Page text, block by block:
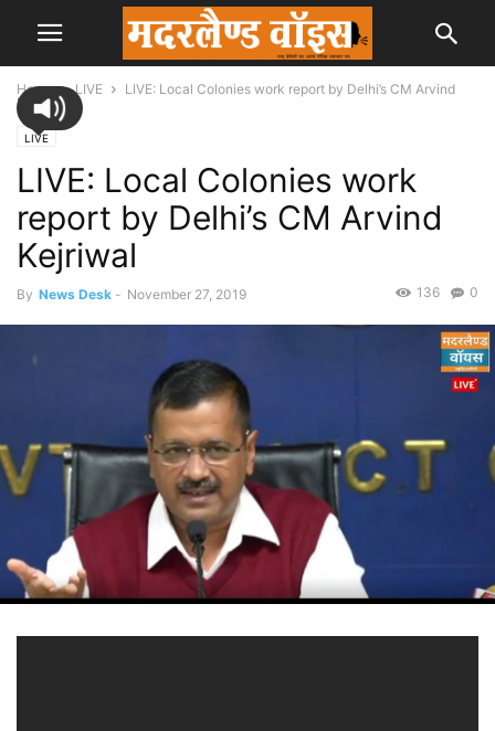
Home LIVE
LIVE: Local Colonies work report by Delhi’s CM Arvind
Kejriwal
LIVE
LIVE: Local Colonies work
report by Delhi’s CM Arvind
Kejriwal
By News Desk - November 27, 2019 0
136